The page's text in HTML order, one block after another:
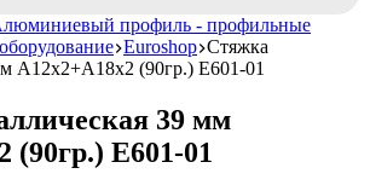
профиль - профильные
Euroshop Стяжка
А12х2+А18х2 (90гр.) Е601-01
39 мм
(90гр.) Е601-01